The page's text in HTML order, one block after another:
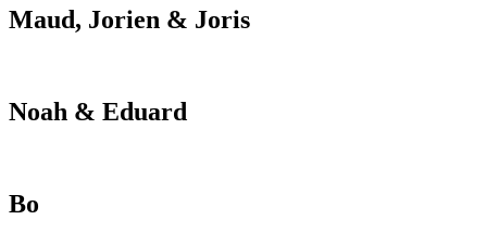
Maud, Jorien & Joris
Noah & Eduard
Bo